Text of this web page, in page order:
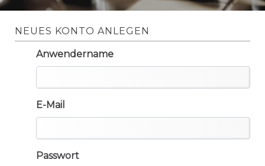
NEUES KONTO ANLEGEN
Anwendername
E-Mail
Passwort